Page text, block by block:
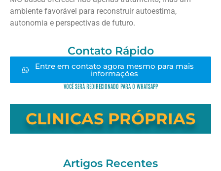
ambiente favorável para reconstruir autoestima,
autonomia e perspectivas de futuro.
Contato Rápido
Entre em contato agora mesmo para mais
informações
VOCÊ SERÁ REDIRECIONADO PARA O WHATSAPP
CLINICAS PRÓPRIAS
Artigos Recentes